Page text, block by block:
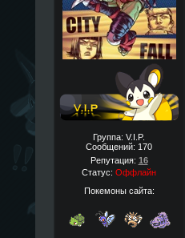
Группа: V.I.P.
Сообщений: 170
Репутация: 16
Статус: Оффлайн
Покемоны сайта: